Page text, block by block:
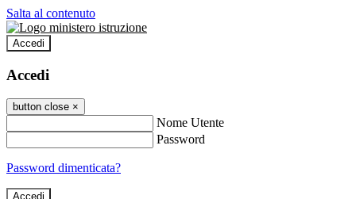
Salta al contenuto
Accedi
Accedi
button close ×
Nome Utente
Password
Password dimenticata?